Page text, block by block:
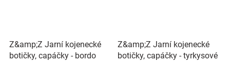
Z&amp;Z Jarní kojenecké
botičky, capáčky - bordo
Z&amp;Z Jarní kojenecké
botičky, capáčky - tyrkysové